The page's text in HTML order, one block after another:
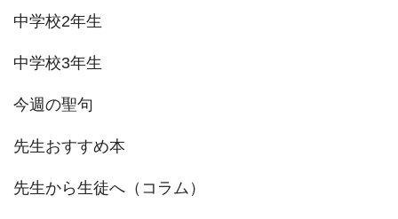
中学校2年生
中学校3年生
今週の聖句
先生おすすめ本
先生から生徒へ（コラム）